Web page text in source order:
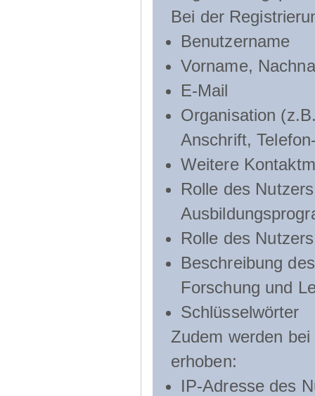
Bei der
Benutzername
Vorname,
E-Mail
Organisation
Anschrift,
Weitere
Rolle des
Rolle des
Beschreibung
Forschung und
Schlüsselwörter
Zudem werden
erhoben:
IP-Adresse des